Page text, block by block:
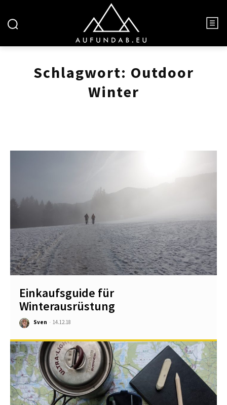
Schlagwort: Outdoor
Winter
Einkaufsguide für
Winterausrüstung
Sven - 14.12.18